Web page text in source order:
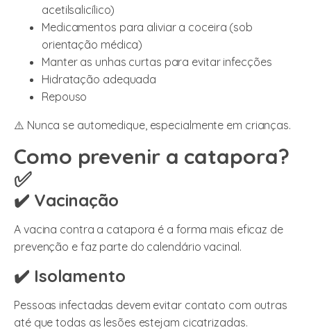
acetilsalicílico)
Medicamentos para aliviar a coceira (sob
orientação médica)
Manter as unhas curtas para evitar infecções
Hidratação adequada
Repouso
⚠️ Nunca se automedique, especialmente em crianças.
Como prevenir a catapora?
✅
✔️ Vacinação
A vacina contra a catapora é a forma mais eficaz de
prevenção e faz parte do calendário vacinal.
✔️ Isolamento
Pessoas infectadas devem evitar contato com outras
até que todas as lesões estejam cicatrizadas.